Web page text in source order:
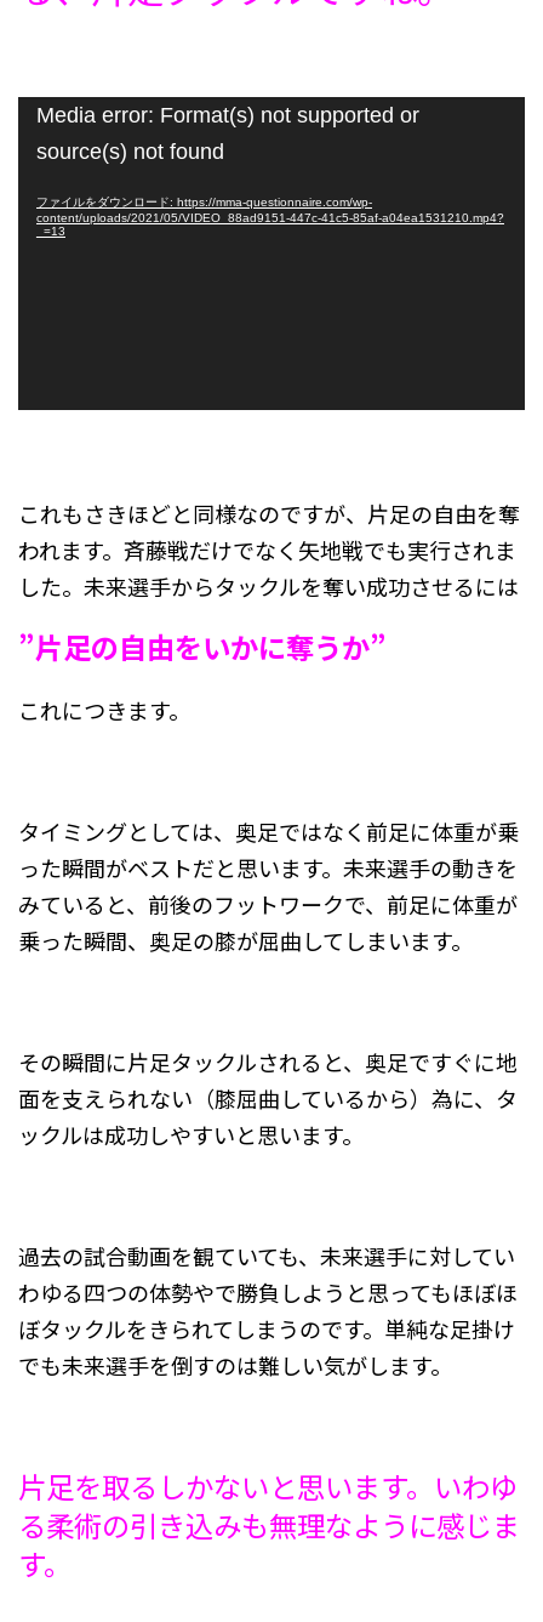
Media error: Format(s) not supported or
source(s) not found
ファイルをダウンロード: https://mma-questionnaire.com/wp-
content/uploads/2021/05/VIDEO_88ad9151-447c-41c5-85af-a04ea1531210.mp4?
_=13
これもさきほどと同様なのですが、片足の自由を奪
われます。斉藤戦だけでなく矢地戦でも実行されま
した。未来選手からタックルを奪い成功させるには
”片足の自由をいかに奪うか”
これにつきます。
タイミングとしては、奥足ではなく前足に体重が乗
った瞬間がベストだと思います。未来選手の動きを
みていると、前後のフットワークで、前足に体重が
乗った瞬間、奥足の膝が屈曲してしまいます。
その瞬間に片足タックルされると、奥足ですぐに地
面を支えられない（膝屈曲しているから）為に、タ
ックルは成功しやすいと思います。
過去の試合動画を観ていても、未来選手に対してい
わゆる四つの体勢やで勝負しようと思ってもほぼほ
ぼタックルをきられてしまうのです。単純な足掛け
でも未来選手を倒すのは難しい気がします。
片足を取るしかないと思います。いわゆ
る柔術の引き込みも無理なように感じま
す。